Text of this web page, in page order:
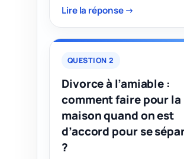
Lire la réponse →
QUESTION 2
Divorce à l’amiable :
comment faire pour la
maison quand on est
d’accord pour se
?